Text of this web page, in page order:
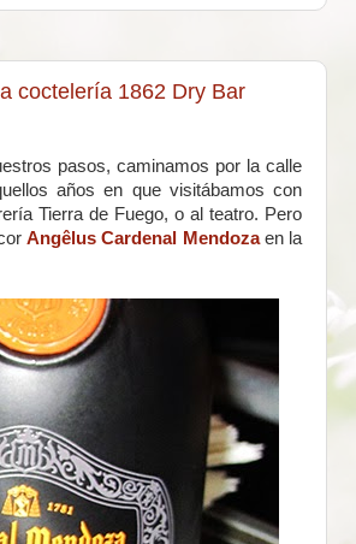
coctelería 1862 Dry Bar
pasos, caminamos por la calle
años en que visitábamos con
Tierra de Fuego, o al teatro. Pero
Angêlus Cardenal Mendozaen la